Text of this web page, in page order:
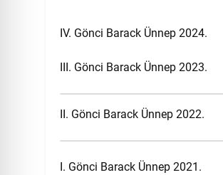
IV. Gönci Barack Ünnep 2024.
III. Gönci Barack Ünnep 2023.
II. Gönci Barack Ünnep 2022.
I. Gönci Barack Ünnep 2021.